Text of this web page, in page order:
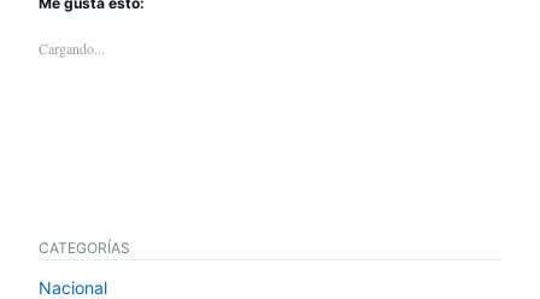
Cargando...
CATEGORÍAS
Nacional